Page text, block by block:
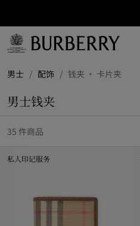
订阅获取
Burberry
品牌资
男士 / 配饰 / 钱夹 · 卡片夹
男士钱夹
35 件商品
私人印记服务